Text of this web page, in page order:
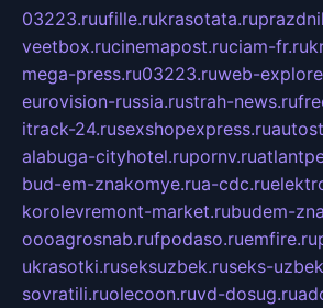
03223.ruufille.rukrasotata.ru
veetbox.rucinemapost.ruciam-fr.ru
mega-press.ru03223.ruweb-
eurovision-russia.rustrah-news.ru
itrack-24.rusexshopexpress.ru
alabuga-cityhotel.rupornv.ru
bud-em-znakomye.rua-cdc.ru
korolevremont-market.rubudem-
oooagrosnab.rufpodaso.ruemfire.ru
ukrasotki.ruseksuzbek.ruseks-
sovratili.ruolecoon.ruvd-dosug.ru